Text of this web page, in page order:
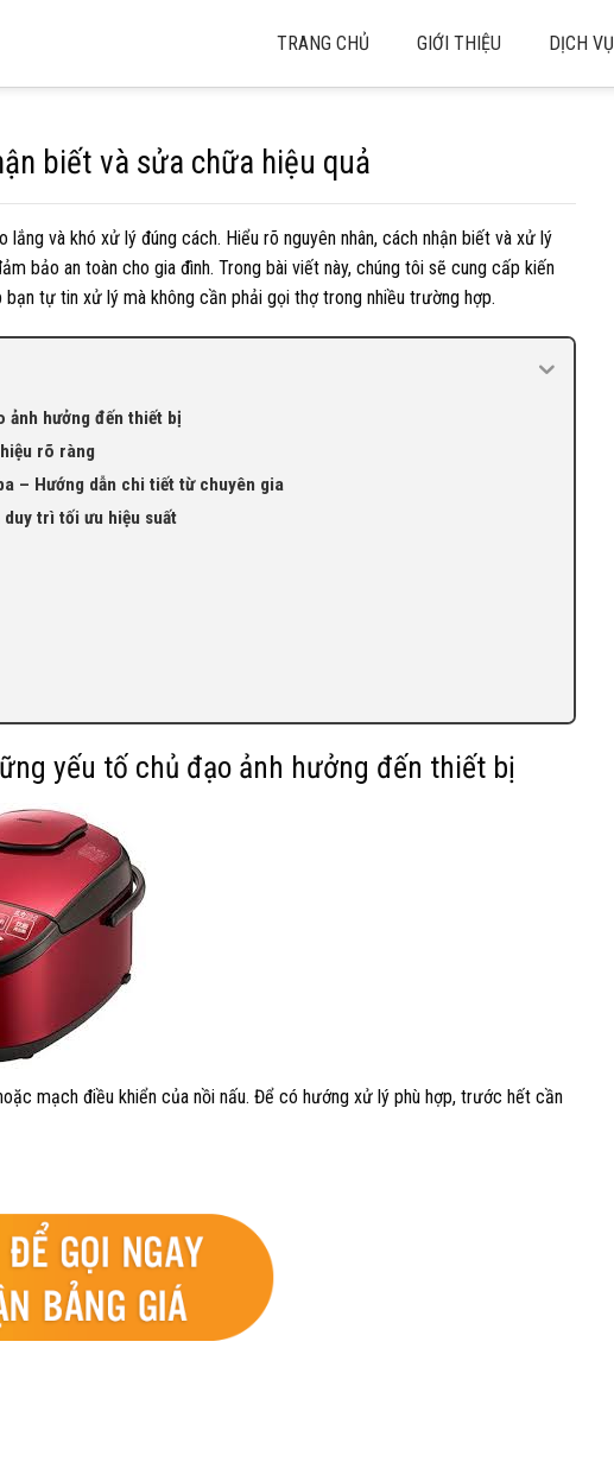
TRANG CHỦ GIỚI THIỆU DỊCH VỤ
biết và sửa chữa hiệu quả
và khó xử lý đúng cách. Hiểu rõ nguyên nhân, cách nhận biết và xử lý
bảo an toàn cho gia đình. Trong bài viết này, chúng tôi sẽ cung cấp kiến
tự tin xử lý mà không cần phải gọi thợ trong nhiều trường hợp.
ảnh hưởng đến thiết bị
rõ ràng
– Hướng dẫn chi tiết từ chuyên gia
trì tối ưu hiệu suất
yếu tố chủ đạo ảnh hưởng đến thiết bị
mạch điều khiển của nồi nấu. Để có hướng xử lý phù hợp, trước hết cần